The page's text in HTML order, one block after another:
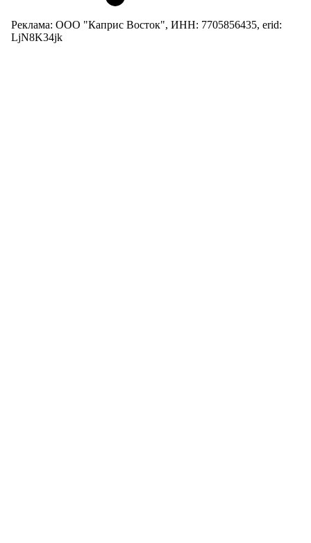
Реклама: ООО "Каприс Восток", ИНН: 7705856435, erid:
LjN8K34jk